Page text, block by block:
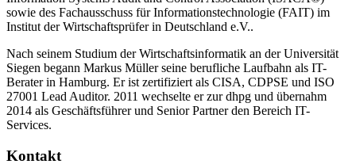
sowie des Fachausschuss für Informationstechnologie (FAIT) im
Institut der Wirtschaftsprüfer in Deutschland e.V..
Nach seinem Studium der Wirtschaftsinformatik an der Universität
Siegen begann Markus Müller seine berufliche Laufbahn als IT-
Berater in Hamburg. Er ist zertifiziert als CISA, CDPSE und ISO
27001 Lead Auditor. 2011 wechselte er zur dhpg und übernahm
2014 als Geschäftsführer und Senior Partner den Bereich IT-
Services.
Kontakt